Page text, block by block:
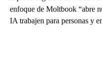
enfoque de Moltbook “abre
IA trabajen para personas y